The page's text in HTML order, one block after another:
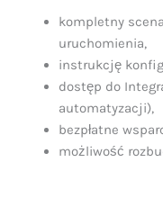
kompletny
uruchomienia,
instrukcję
dostęp do
automatyzacji),
bezpłatne
możliwość